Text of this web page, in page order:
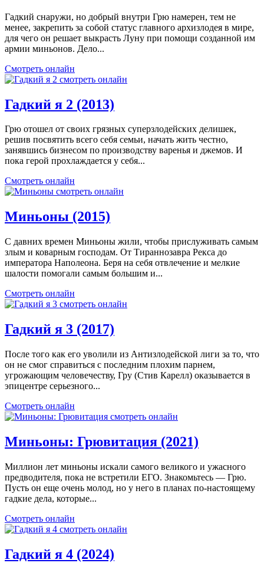
Гадкий снаружи, но добрый внутри Грю намерен, тем не
менее, закрепить за собой статус главного архизлодея в мире,
для чего он решает выкрасть Луну при помощи созданной им
армии миньонов. Дело...
Смотреть онлайн
Гадкий я 2 (2013)
Грю отошел от своих грязных суперзлодейских делишек,
решив посвятить всего себя семьи, начать жить честно,
занявшись бизнесом по производству варенья и джемов. И
пока герой прохлаждается у себя...
Смотреть онлайн
Миньоны (2015)
С давних времен Миньоны жили, чтобы прислуживать самым
злым и коварным господам. От Тираннозавра Рекса до
императора Наполеона. Беря на себя отвлечение и мелкие
шалости помогали самым большим и...
Смотреть онлайн
Гадкий я 3 (2017)
После того как его уволили из Антизлодейской лиги за то, что
он не смог справиться с последним плохим парнем,
угрожающим человечеству, Гру (Стив Карелл) оказывается в
эпицентре серьезного...
Смотреть онлайн
Миньоны: Грювитация (2021)
Миллион лет миньоны искали самого великого и ужасного
предводителя, пока не встретили ЕГО. Знакомьтесь — Грю.
Пусть он еще очень молод, но у него в планах по-настоящему
гадкие дела, которые...
Смотреть онлайн
Гадкий я 4 (2024)